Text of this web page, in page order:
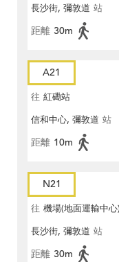
長沙街, 彌敦道 站
距離 30m
A21
往 紅磡站
信和中心, 彌敦道 站
距離 10m
N21
往 機場(地面運輸中心)
長沙街, 彌敦道 站
距離 30m